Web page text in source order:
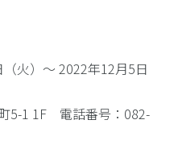
火）〜 2022年12月5日
5-1 1F 電話番号：082-